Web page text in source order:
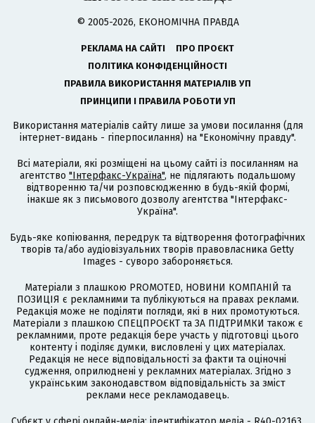
© 2005-2026, ЕКОНОМІЧНА ПРАВДА
РЕКЛАМА НА САЙТІ
ПРО ПРОЄКТ
ПОЛІТИКА КОНФІДЕНЦІЙНОСТІ
ПРАВИЛА ВИКОРИСТАННЯ МАТЕРІАЛІВ УП
ПРИНЦИПИ І ПРАВИЛА РОБОТИ УП
Використання матеріалів сайту лише за умови посилання (для
інтернет-видань - гіперпосилання) на "Економічну правду".
Всі матеріали, які розміщені на цьому сайті із посиланням на
агентство "Інтерфакс-Україна", не підлягають подальшому
відтворенню та/чи розповсюдженню в будь-якій формі,
інакше як з письмового дозволу агентства "Інтерфакс-
Україна".
Будь-яке копіювання, передрук та відтворення фотографічних
творів та/або аудіовізуальних творів правовласника Getty
Images - суворо забороняється.
Матеріали з плашкою PROMOTED, НОВИНИ КОМПАНІЙ та
ПОЗИЦІЯ є рекламними та публікуються на правах реклами.
Редакція може не поділяти погляди, які в них промотуються.
Матеріали з плашкою СПЕЦПРОЄКТ та ЗА ПІДТРИМКИ також є
рекламними, проте редакція бере участь у підготовці цього
контенту і поділяє думки, висловлені у цих матеріалах.
Редакція не несе відповідальності за факти та оціночні
судження, оприлюднені у рекламних матеріалах. Згідно з
українським законодавством відповідальність за зміст
реклами несе рекламодавець.